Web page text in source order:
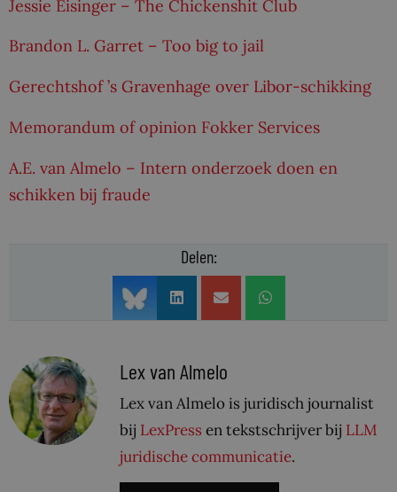
Jessie Eisinger – The Chickenshit Club
Brandon L. Garret – Too big to jail
Gerechtshof ’s Gravenhage over Libor-schikking
Memorandum of opinion Fokker Services
A.E. van Almelo – Intern onderzoek doen en
schikken bij fraude
Delen:
Lex van Almelo
Lex van Almelo is juridisch journalist
bij LexPress en tekstschrijver bij LLM
juridische communicatie.